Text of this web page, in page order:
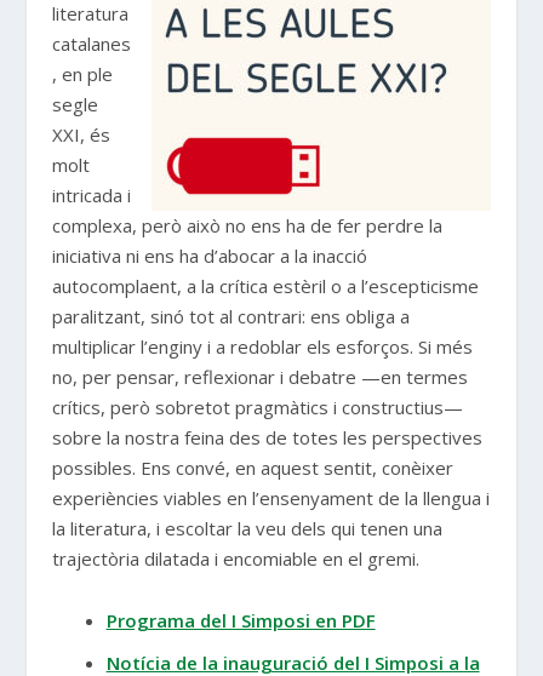
literatura
catalanes
, en ple
segle
XXI, és
molt
intricada i
complexa, però això no ens ha de fer perdre la
iniciativa ni ens ha d’abocar a la inacció
autocomplaent, a la crítica estèril o a l’escepticisme
paralitzant, sinó tot al contrari: ens obliga a
multiplicar l’enginy i a redoblar els esforços. Si més
no, per pensar, reflexionar i debatre —en termes
crítics, però sobretot pragmàtics i constructius—
sobre la nostra feina des de totes les perspectives
possibles. Ens convé, en aquest sentit, conèixer
experiències viables en l’ensenyament de la llengua i
la literatura, i escoltar la veu dels qui tenen una
trajectòria dilatada i encomiable en el gremi.
Programa del I Simposi en PDF
Notícia de la inauguració del I Simposi a la